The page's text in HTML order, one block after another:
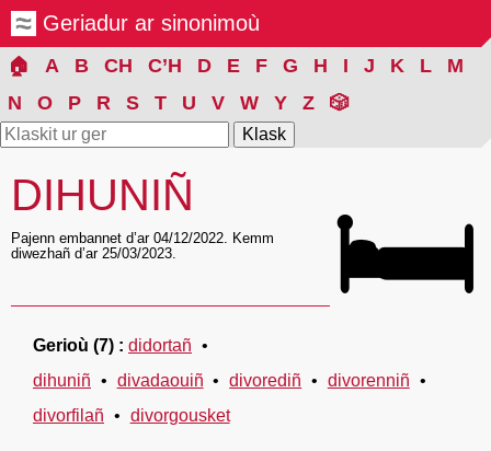
Geriadur ar sinonimoù
🏠 A B CH C’H D E F G H I J K L
M
N
O P R S T U V W Y Z 🎲
🛏
DIHUNIÑ
Pajenn embannet d’ar 04/12/2022. Kemm
diwezhañ d’ar 25/03/2023.
Gerioù (7)
didortañ
dihuniñ
divadaouiñ divorediñ
divorenniñ
divorfilañ
divorgousket